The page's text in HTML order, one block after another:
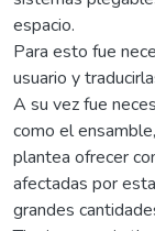
espacio.
Para esto fue
usuario y
A su vez fue
como el
plantea ofrecer
afectadas por
grandes